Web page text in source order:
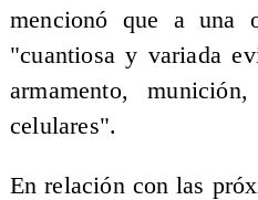
mencionó que a una
"cuantiosa y variada
armamento,
celulares".
En relación con las